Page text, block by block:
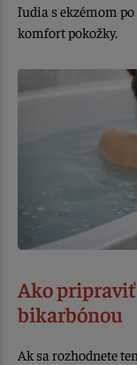
ľudia s ekzémom
komfort pokožky.
Ako
bikarbónou
Ak sa rozhodnete